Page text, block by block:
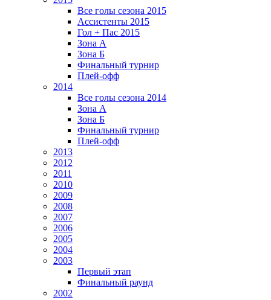
Все голы сезона 2015
Ассистенты 2015
Гол + Пас 2015
Зона А
Зона Б
Финальный турнир
Плей-офф
2014
Все голы сезона 2014
Зона А
Зона Б
Финальный турнир
Плей-офф
2013
2012
2011
2010
2009
2008
2007
2006
2005
2004
2003
Первый этап
Финальный раунд
2002